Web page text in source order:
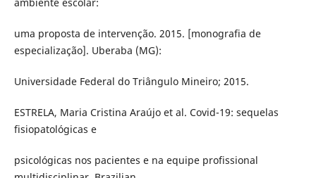
uma proposta de intervenção. 2015. [monografia de
especialização]. Uberaba (MG):
Universidade Federal do Triângulo Mineiro; 2015.
ESTRELA, Maria Cristina Araújo et al. Covid-19: sequelas
fisiopatológicas e
psicológicas nos pacientes e na equipe profissional